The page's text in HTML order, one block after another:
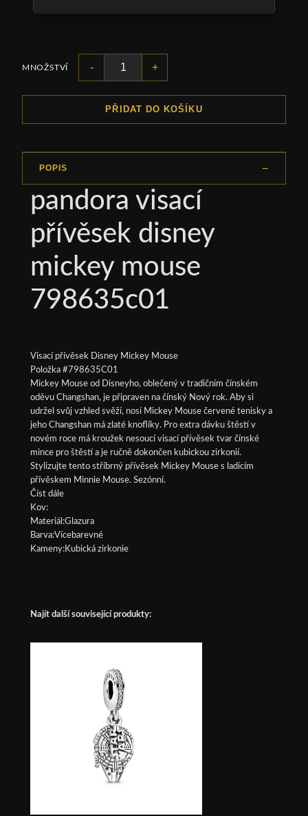
MNOŽSTVÍ - +
PŘIDAT DO KOŠÍKU
POPIS
pandora visací
přívěsek disney
mickey mouse
798635c01
Visací přívěsek Disney Mickey Mouse
Položka #798635C01
Mickey Mouse od Disneyho, oblečený v tradičním čínském
oděvu Changshan, je připraven na čínský Nový rok. Aby si
udržel svůj vzhled svěží, nosí Mickey Mouse červené tenisky a
jeho Changshan má zlaté knoflíky. Pro extra dávku štěstí v
novém roce má kroužek nesoucí visací přívěsek tvar čínské
mince pro štěstí a je ručně dokončen kubickou zirkonií.
Stylizujte tento stříbrný přívěsek Mickey Mouse s ladícím
přívěskem Minnie Mouse. Sezónní.
Číst dále
Kov:
Materiál:Glazura
Barva:Vícebarevné
Kameny:Kubická zirkonie
Najít další související produkty: